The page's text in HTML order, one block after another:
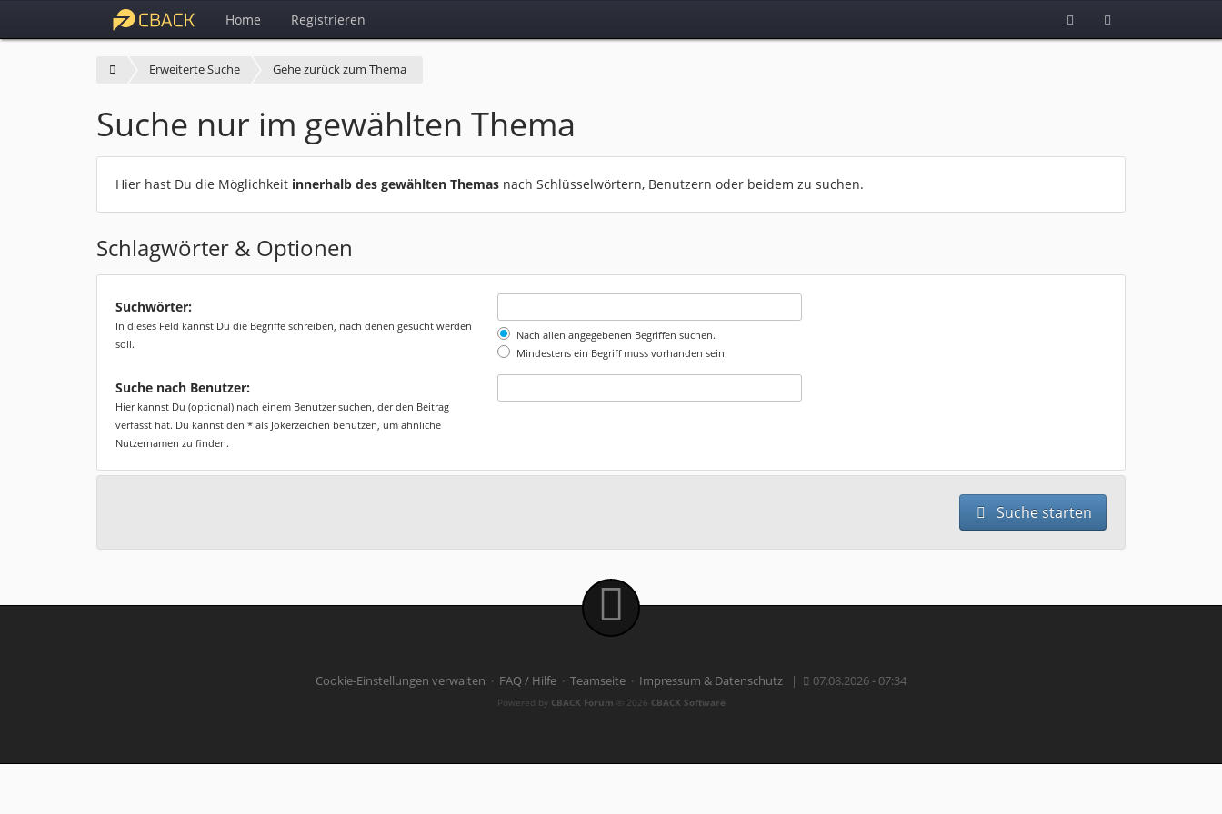
Home Registrieren
Erweiterte Suche Gehe zurück zum Thema
Suche nur im gewählten Thema
Hier hast Du die Möglichkeit innerhalb des gewählten Themas nach Schlüsselwörtern, Benutzern oder beidem zu suchen.
Schlagwörter & Optionen
Suchwörter:
In dieses Feld kannst Du die Begriffe schreiben, nach denen gesucht werden
soll.
Nach allen angegebenen Begriffen suchen.
Mindestens ein Begriff muss vorhanden sein.
Suche nach Benutzer:
Hier kannst Du (optional) nach einem Benutzer suchen, der den Beitrag
verfasst hat. Du kannst den * als Jokerzeichen benutzen, um ähnliche
Nutzernamen zu finden.
Suche starten
Cookie-Einstellungen verwalten · FAQ / Hilfe · Teamseite · Impressum & Datenschutz | 07.08.2026 - 07:34
Powered by CBACK Forum © 2026 CBACK Software